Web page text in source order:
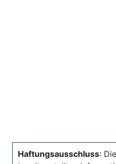
Haftungsausschluss: